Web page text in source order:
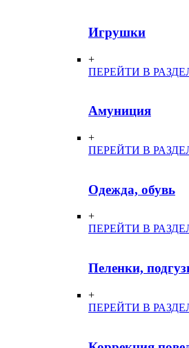
Игрушки
+
ПЕРЕЙТИ В
Амуниция
+
ПЕРЕЙТИ В
Одежда, обувь
+
ПЕРЕЙТИ В
Пеленки,
+
ПЕРЕЙТИ В